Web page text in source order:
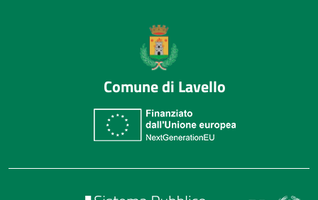
Comune di Lavello